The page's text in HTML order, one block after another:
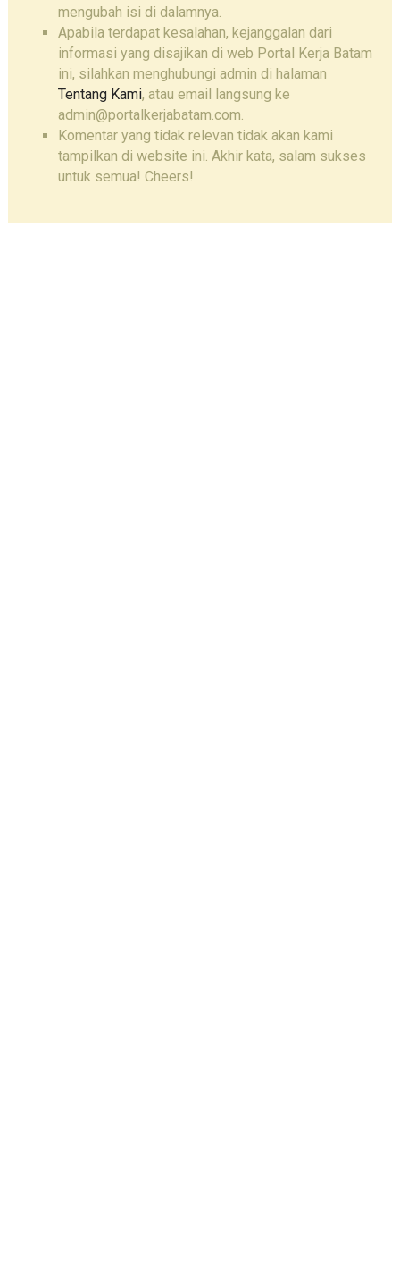
mengubah isi di dalamnya.
Apabila terdapat kesalahan, kejanggalan dari
informasi yang disajikan di web Portal Kerja Batam
ini, silahkan menghubungi admin di halaman
Tentang Kami, atau email langsung ke
admin@portalkerjabatam.com.
Komentar yang tidak relevan tidak akan kami
tampilkan di website ini. Akhir kata, salam sukses
untuk semua! Cheers!